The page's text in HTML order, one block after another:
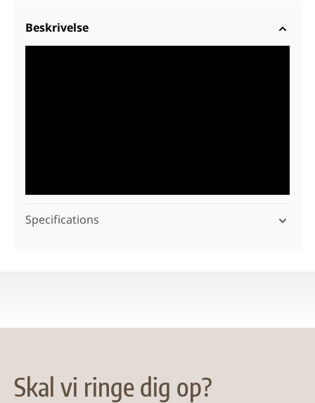
Beskrivelse
Specifications
Skal vi ringe dig op?